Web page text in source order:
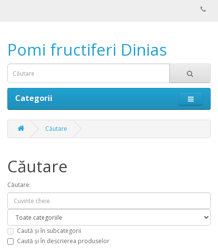
Pomi fructiferi Dinias
Categorii
Căutare
Căutare
Căutare:
Caută și în subcategorii
Caută și în descrierea produselor